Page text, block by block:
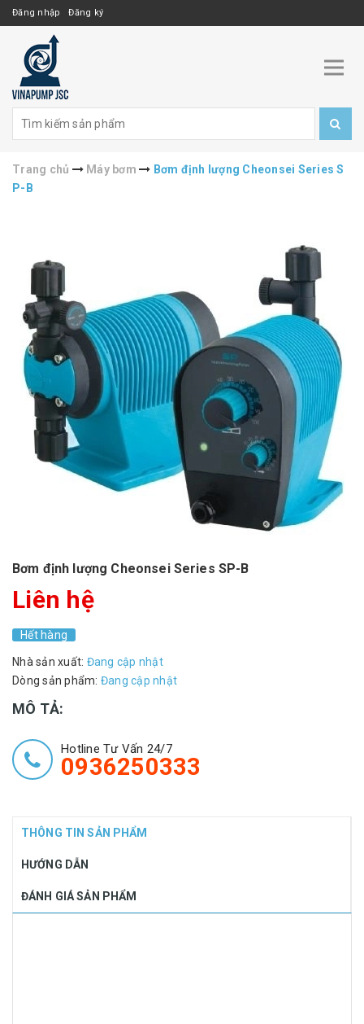
Đăng nhập Đăng ký
Trang chủ Máy bơm
Bơm định lượng Cheonsei Series S
P-B
Bơm định lượng Cheonsei Series SP-B
Liên hệ
Hết hàng
Nhà sản xuất: Đang cập nhật
Dòng sản phẩm: Đang cập nhật
MÔ TẢ:
Hotline Tư Vấn 24/7
0936250333
THÔNG TIN SẢN PHẨM
HƯỚNG DẪN
ĐÁNH GIÁ SẢN PHẨM